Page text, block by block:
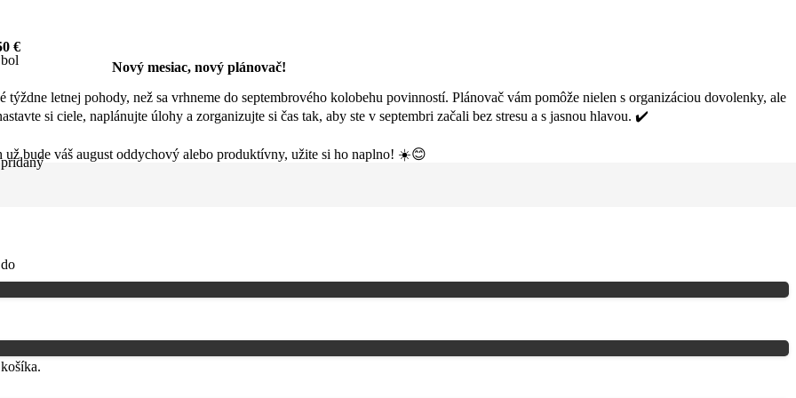
€
bol
pridaný
do
košíka.
Nový mesiac, nový plánovač!
letnej pohody, než sa vrhneme do septembrového kolobehu povinností. Plánovač vám pomôže nielen s organizáciou dovolenky, ale
si ciele, naplánujte úlohy a zorganizujte si čas tak, aby ste v septembri začali bez stresu a s jasnou hlavou. ✔️
už bude váš august oddychový alebo produktívny, užite si ho naplno! ☀️😊